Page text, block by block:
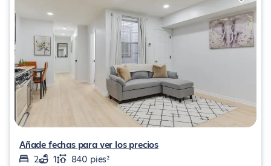
Añade fechas para ver los precios
2
1
840 pies²